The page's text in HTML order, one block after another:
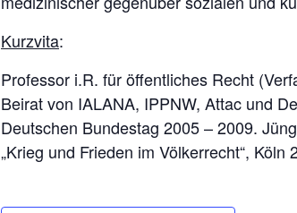
Kurzvita:
Professor i.R. für öffentliches Recht
Beirat von IALANA, IPPNW, Attac und
Deutschen Bundestag 2005 – 2009.
„Krieg und Frieden im Völkerrecht“, Köln